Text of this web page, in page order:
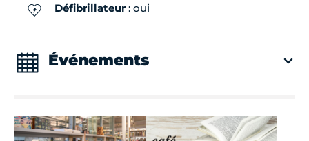
Défibrillateur: oui
Événements